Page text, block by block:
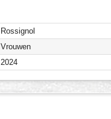
Rossignol
Vrouwen
2024